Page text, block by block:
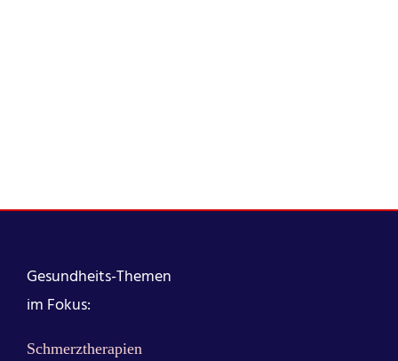
Gesundheits-Themen
im Fokus:
Schmerztherapien